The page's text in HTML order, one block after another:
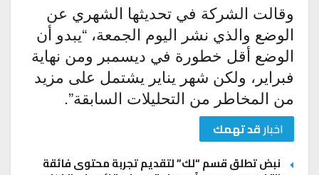
وقالت الشركة في تحديثها الشهري عن
الوضع والذي نشر اليوم الجمعة، “يبدو أن
الوضع أقل خطورة في ديسمبر ومن نهاية
فبراير، ولكن شهر يناير يشتمل على مزيد
من المخاطر من التحليلات السابقة”.
اخبارقد تهمك
نبض تطلق قسم “لك” لتقديم تجربة محتوى فائقة